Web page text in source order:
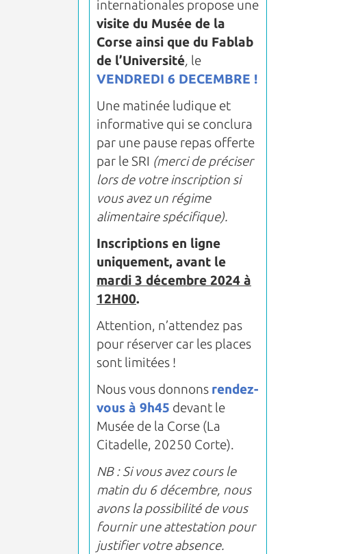
internationales propose une
visite du Musée de la
Corse ainsi que du Fablab
de l’Université, le
VENDREDI 6 DECEMBRE !
Une matinée ludique et
informative qui se conclura
par une pause repas offerte
par le SRI (merci de préciser
lors de votre inscription si
vous avez un régime
alimentaire spécifique).
Inscriptions en ligne
uniquement, avant le
mardi 3 décembre 2024 à
12H00.
Attention, n’attendez pas
pour réserver car les places
sont limitées !
Nous vous donnons rendez-
vous à 9h45 devant le
Musée de la Corse (La
Citadelle, 20250 Corte).
NB : Si vous avez cours le
matin du 6 décembre, nous
avons la possibilité de vous
fournir une attestation pour
justifier votre absence.